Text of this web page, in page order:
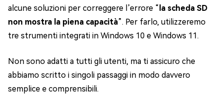
alcune soluzioni per correggere l’errore “ la scheda SD
non mostra la piena capacità”. Per farlo, utilizzeremo
tre strumenti integrati in Windows 10 e Windows 11.
Non sono adatti a tutti gli utenti, ma ti assicuro che
abbiamo scritto i singoli passaggi in modo davvero
semplice e comprensibili.